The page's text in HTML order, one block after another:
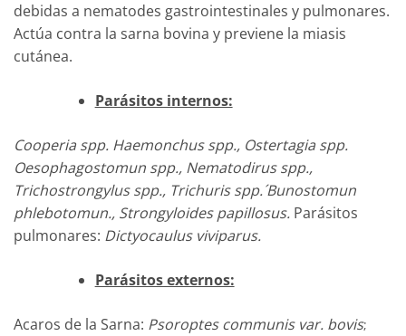
debidas a nematodes gastrointestinales y pulmonares.
Actúa contra la sarna bovina y previene la miasis
cutánea.
Parásitos internos:
Cooperia spp. Haemonchus spp., Ostertagia spp.
Oesophagostomun spp., Nematodirus spp.,
Trichostrongylus spp., Trichuris spp.´Bunostomun
phlebotomun., Strongyloides papillosus. Parásitos
pulmonares: Dictyocaulus viviparus.
Parásitos externos:
Acaros de la Sarna: Psoroptes communis var. bovis;